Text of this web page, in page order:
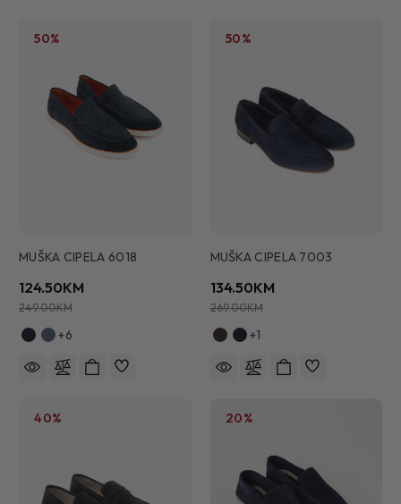
50%
MUŠKA CIPELA 6018
124.50KM
249.00KM
+6
50%
MUŠKA CIPELA 7003
134.50KM
269.00KM
+1
40% 20%